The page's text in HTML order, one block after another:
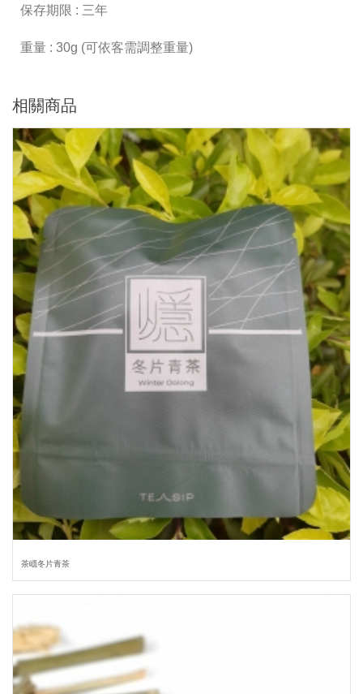
保存期限 : 三年
重量 : 30g (可依客需調整重量)
相關商品
茶嶾冬片青茶